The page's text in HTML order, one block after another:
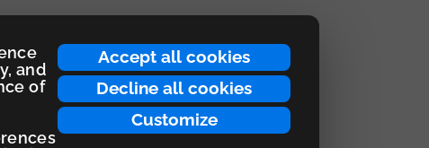
Accept all cookies
Decline all cookies
Customize
and
of